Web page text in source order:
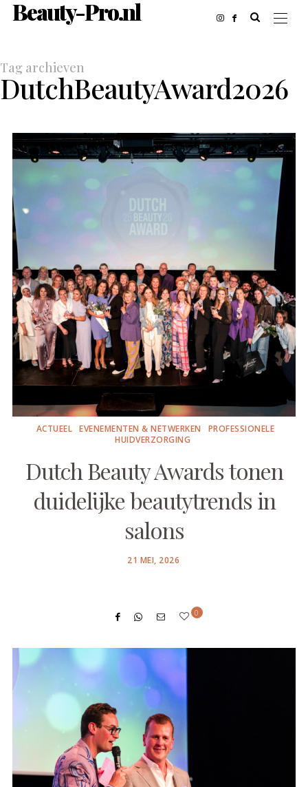
Beauty-Pro.nl
Tag archieven
DutchBeautyAward2026
ACTUEEL EVENEMENTEN & NETWERKEN
PROFESSIONELE
HUIDVERZORGING
Dutch Beauty Awards tonen
duidelijke beautytrends in
salons
POSTED
21 MEI, 2026
0